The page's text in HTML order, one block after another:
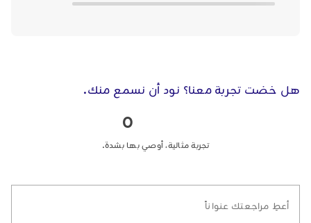
هل خضت تجربة معنا؟ نود أن نسمع منك.
0
تجربة مثالية، أوصي بها بشدة.
أعطِ مراجعتك عنواناً